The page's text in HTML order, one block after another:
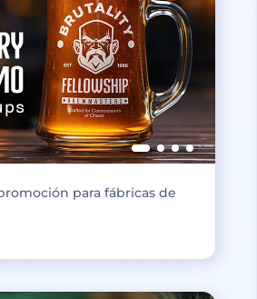
para fábricas de